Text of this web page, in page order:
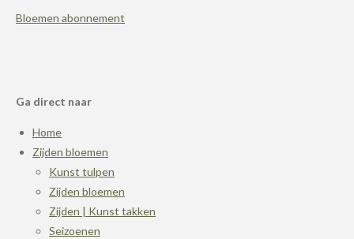
Bloemen abonnement
Ga direct naar
Home
Zijden bloemen
Kunst tulpen
Zijden bloemen
Zijden | Kunst takken
Seizoenen